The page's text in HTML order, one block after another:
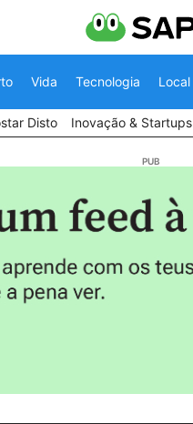
Vida Tecnologia Local
Disto Inovação & Startups